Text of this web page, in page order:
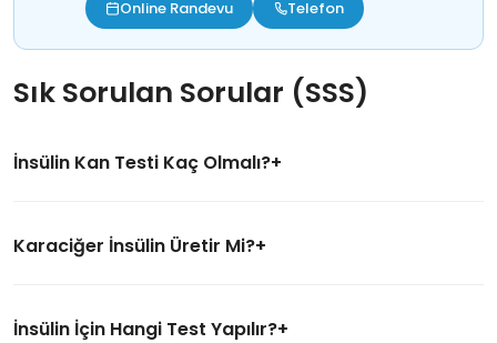
Online Randevu Telefon
Sık Sorulan Sorular (SSS)
İnsülin Kan Testi Kaç Olmalı?
Karaciğer İnsülin Üretir Mi?
İnsülin İçin Hangi Test Yapılır?